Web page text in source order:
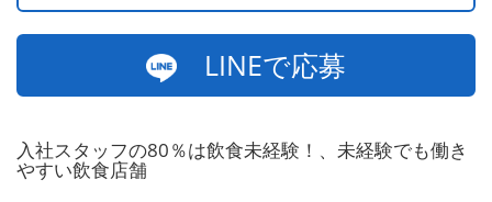
LINEで応募
入社スタッフの80％は飲食未経験！、未経験でも働き
やすい飲食店舗